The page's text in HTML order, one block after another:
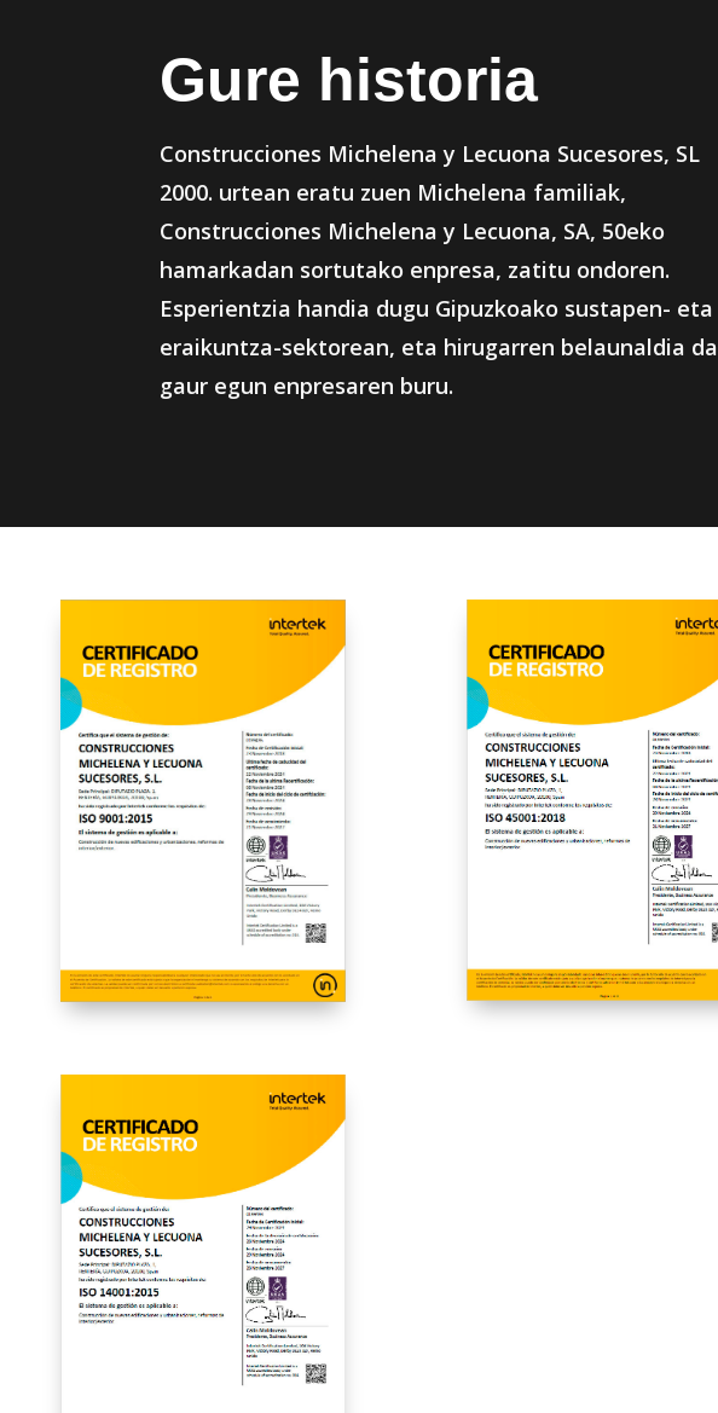
Gure historia
Construcciones Michelena y Lecuona Sucesores, SL
2000. urtean eratu zuen Michelena familiak,
Construcciones Michelena y Lecuona, SA, 50eko
hamarkadan sortutako enpresa, zatitu ondoren.
Esperientzia handia dugu Gipuzkoako sustapen- eta
eraikuntza-sektorean, eta hirugarren belaunaldia da
gaur egun enpresaren buru.